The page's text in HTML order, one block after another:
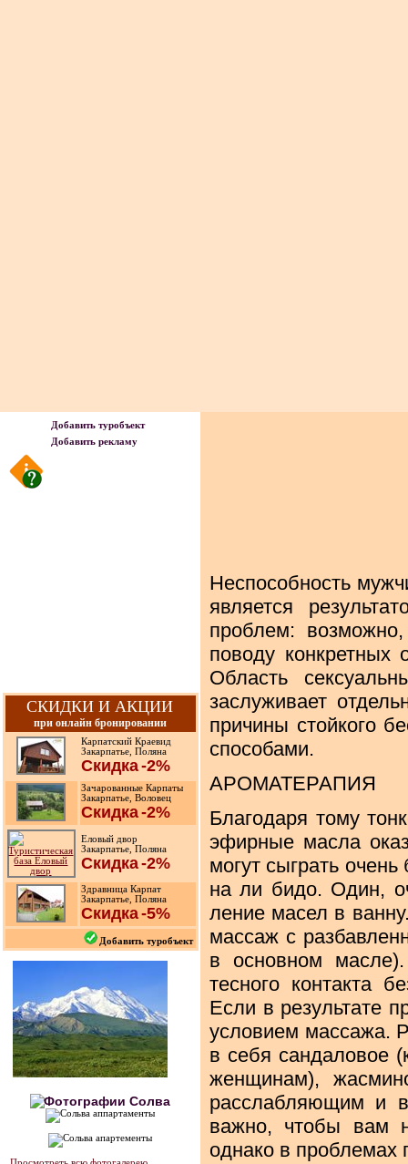
Добавить туробъект
Добавить рекламу
СКИДКИ И АКЦИИ
при онлайн бронировании
Карпатский Краевид
Закарпатье, Поляна
Скидка-2%
Зачарованные Карпаты
Закарпатье, Воловец
Скидка-2%
Еловый двор
Закарпатье, Поляна
Скидка-2%
Здравница Карпат
Закарпатье, Поляна
Скидка-5%
Добавить туробъект
Неспособность
является
проблем:
поводу конкретных
Область
заслуживает
причины стойкого
способами.
АРОМАТЕРАПИЯ
Благодаря тому
эфирные масла
могут сыграть
на ли бидо. Один,
ление масел в
массаж с
в основном
тесного контакта
Если в результате
условием массажа.
в себя сандаловое
женщинам),
расслабляющим и
важно, чтобы вам
однако в проблемах